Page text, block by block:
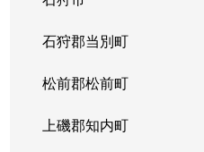
石狩郡当別町
松前郡松前町
上磯郡知内町